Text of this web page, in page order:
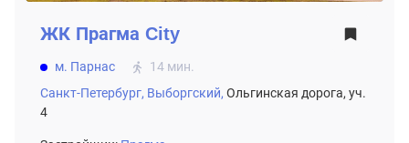
ЖК Прагма City
м. Парнас
14 мин.
Санкт-Петербург, Выборгский, Ольгинская дорога, уч.
4